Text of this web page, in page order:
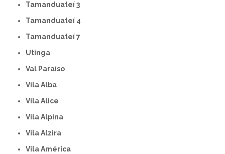
Tamanduateí 3
Tamanduateí 4
Tamanduateí 7
Utinga
Val Paraíso
Vila Alba
Vila Alice
Vila Alpina
Vila Alzira
Vila América